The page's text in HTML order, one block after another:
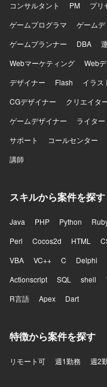
コンサルタント
PM プリ
ゲームプログラマ
ゲーム
ゲームプランナー
DBA
Webマーケティング
Web
デザイナー
Flash イラス
CGデザイナー
クリエイタ
ゲームデザイナー
ライター
サポート
コールセンター
講師
スキルから案件を探す
Java PHP Python
Perl
Cocos2d HTML
VBA
VC++ C Delphi
Actionscript
SQL shell
R言語
Apex Dart
特徴から案件を探す
リモート可 週1勤務 週2